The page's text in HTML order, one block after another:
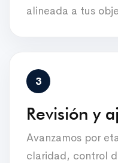
alineada a tus
Revisión y
Avanzamos por
claridad, control